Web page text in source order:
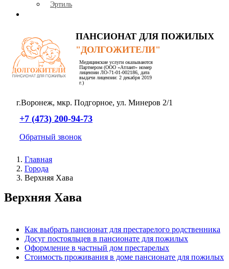
Эртиль
ПАНСИОНАТ ДЛЯ ПОЖИЛЫХ
"ДОЛГОЖИТЕЛИ"
Медицинские услуги оказываются
Партнером (ООО «Атлант» номер
лицензии ЛО-71-01-002186, дата
выдачи лицензии: 2 декабря 2019
г.)
г.Воронеж, мкр. Подгорное, ул. Минеров 2/1
+7 (473) 200-94-73
Обратный звонок
Главная
Города
Верхняя Хава
Верхняя Хава
Как выбрать пансионат для престарелого родственника
Досуг постояльцев в пансионате для пожилых
Оформление в частный дом престарелых
Стоимость проживания в доме пансионате для пожилых